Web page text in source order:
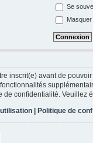
Se
inscrit(e) avant de
de confidentialité. Veuillez
| Politique de